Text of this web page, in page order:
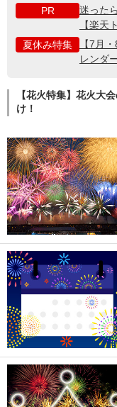
PR
迷った
【楽天
夏休み特集
【7月
レンダ
【花火特集】花火大
け！